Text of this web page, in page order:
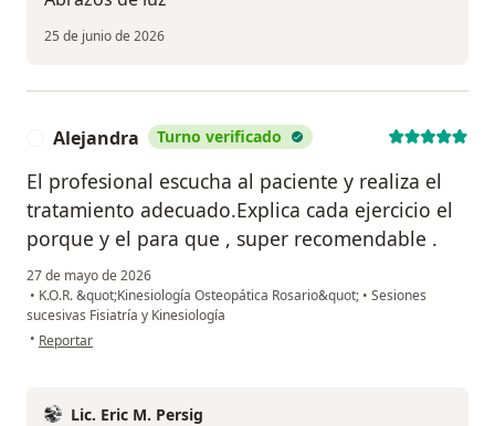
25 de junio de 2026
Alejandra Turno verificado
El profesional escucha al paciente y realiza el
tratamiento adecuado.Explica cada ejercicio el
porque y el para que , super recomendable .
27 de mayo de 2026
• K.O.R. &quot;Kinesiología Osteopática Rosario&quot; • Sesiones
sucesivas Fisiatría y Kinesiología
• en opinión del usuario Alejandra
Reportar
Lic. Eric M. Persig